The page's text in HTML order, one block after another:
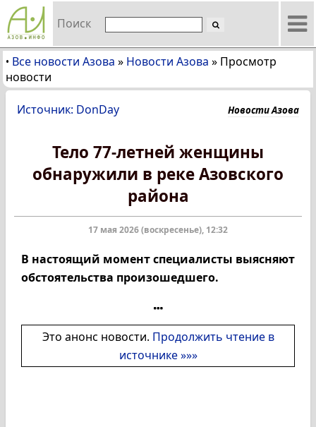
Поиск
• Все новости Азова » Новости Азова » Просмотр
новости
Источник: DonDay Новости Азова
Тело 77-летней женщины
обнаружили в реке Азовского
района
17 мая 2026 (воскресенье), 12:32
В настоящий момент специалисты выясняют
обстоятельства произошедшего.
Это анонс новости. Продолжить чтение в
источнике »»»